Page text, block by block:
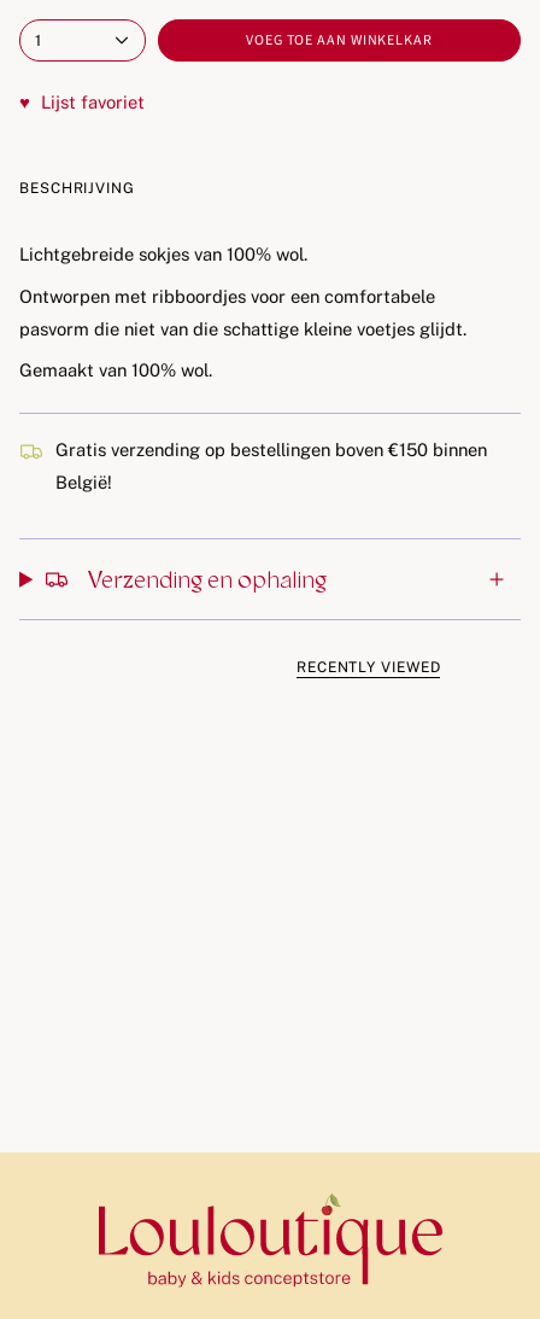
1 VOEG TOE AAN WINKELKAR
♥ Lijst favoriet
BESCHRIJVING
Lichtgebreide sokjes van 100% wol.
Ontworpen met ribboordjes voor een comfortabele
pasvorm die niet van die schattige kleine voetjes glijdt.
Gemaakt van 100% wol.
Gratis verzending op bestellingen boven €150 binnen
België!
Verzending en ophaling
RECENTLY VIEWED